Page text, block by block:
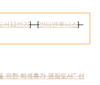
서11번가] [반디앤루니스]
위한 하계휴가 권장도서" 선